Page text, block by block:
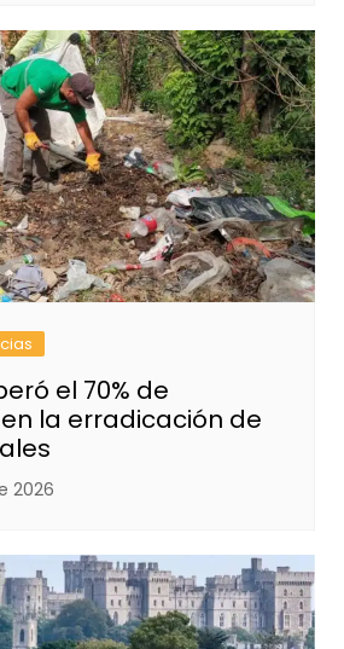
el 70% de
la erradicación de
2026